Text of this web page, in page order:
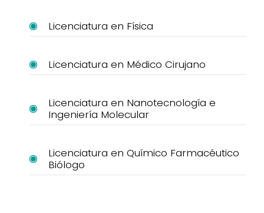
Licenciatura en Física
Licenciatura en Médico Cirujano
Licenciatura en Nanotecnología e
Ingeniería Molecular
Licenciatura en Químico Farmacéutico
Biólogo